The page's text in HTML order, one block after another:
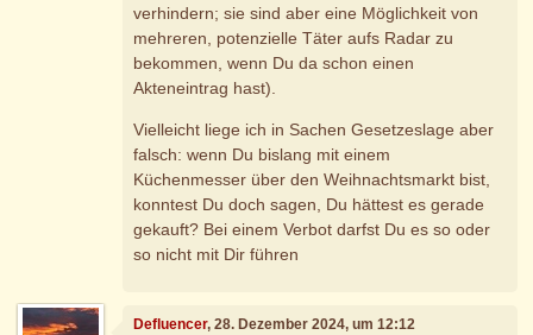
verhindern; sie sind aber eine Möglichkeit von
mehreren, potenzielle Täter aufs Radar zu
bekommen, wenn Du da schon einen
Akteneintrag hast).
Vielleicht liege ich in Sachen Gesetzeslage aber
falsch: wenn Du bislang mit einem
Küchenmesser über den Weihnachtsmarkt bist,
konntest Du doch sagen, Du hättest es gerade
gekauft? Bei einem Verbot darfst Du es so oder
so nicht mit Dir führen
Defluencer, 28. Dezember 2024, um 12:12